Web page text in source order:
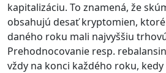
kapitalizáciu. To znamená, že
obsahujú desať kryptomien,
daného roku mali najvyššiu
Prehodnocovanie resp.
vždy na konci každého roku,